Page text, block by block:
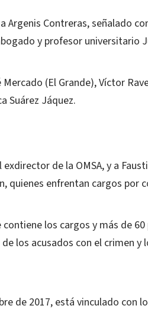
Argenis Contreras, señalado
y profesor universitario
(El Grande), Víctor
Suárez Jáquez.
exdirector de la OMSA, y a
quienes enfrentan cargos por
contiene los cargos y más de
los acusados con el crimen
de 2017, está vinculado con